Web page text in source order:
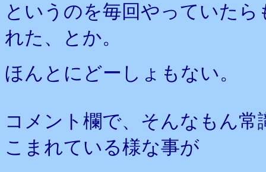
というのを毎回やっていた
れた、とか。
ほんとにどーしょもない。
コメント欄で、そんなもん
こまれている様な事が